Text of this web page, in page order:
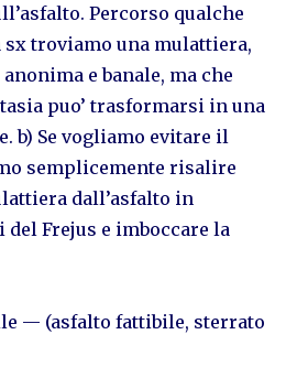
Percorso qualche
sx troviamo una mulattiera,
e banale, ma che
puo’ trasformarsi in una
b) Se vogliamo evitare il
semplicemente risalire
dall’asfalto in
Frejus e imboccare la
— (asfalto fattibile, sterrato